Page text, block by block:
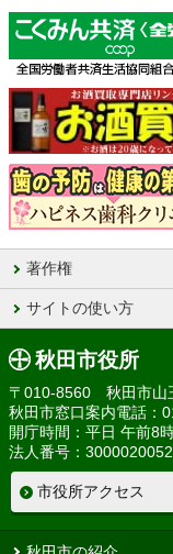
著作権
サイトの使い方
秋田市役所
〒010-8560 秋田市山
秋田市窓口案内電話
開庁時間：平日 午前8
法人番号：
市役所アクセス